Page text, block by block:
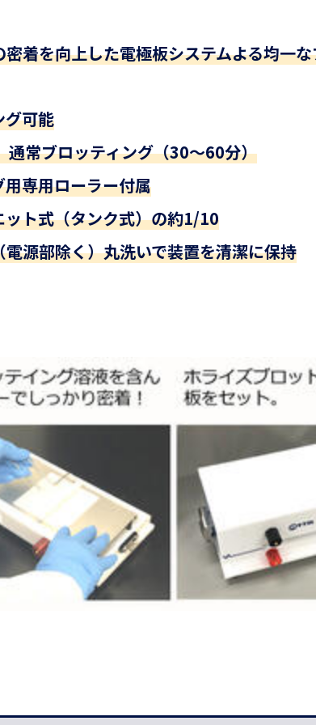
着を向上した電極板システムよる均一
グ可能
常ブロッティング（30～60分）
専用ローラー付属
ト式（タンク式）の約1/10
源部除く）丸洗いで装置を清潔に保持